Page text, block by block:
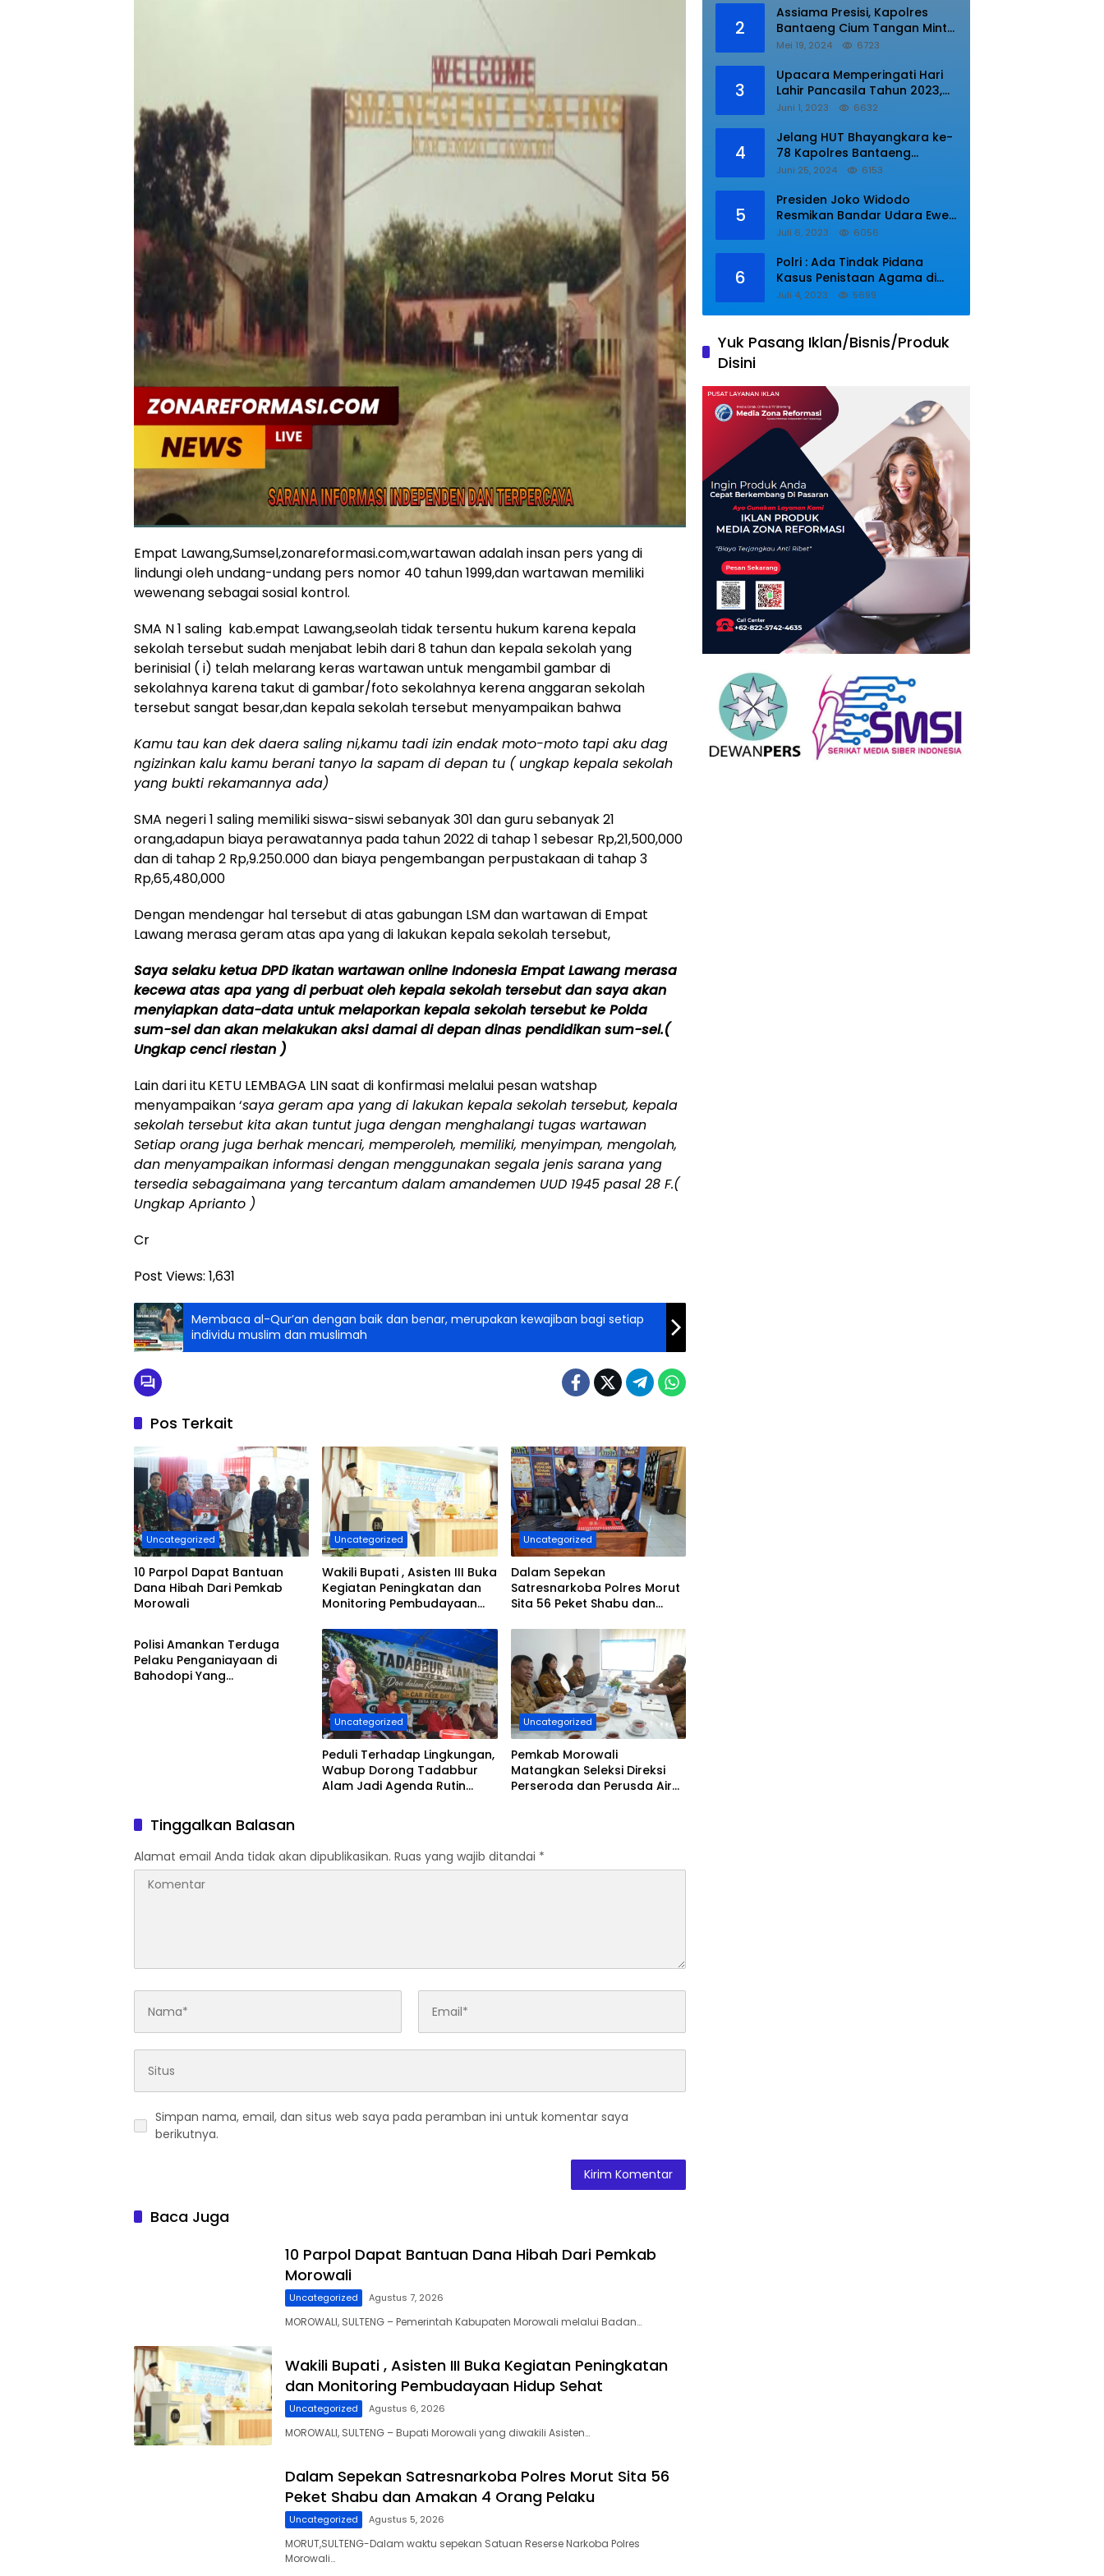
Empat Lawang,Sumsel,zonareformasi.com,wartawan adalah insan pers yang di
lindungi oleh undang-undang pers nomor 40 tahun 1999,dan wartawan memiliki
wewenang sebagai sosial kontrol.
SMA N 1 saling kab.empat Lawang,seolah tidak tersentu hukum karena kepala
sekolah tersebut sudah menjabat lebih dari 8 tahun dan kepala sekolah yang
berinisial ( i) telah melarang keras wartawan untuk mengambil gambar di
sekolahnya karena takut di gambar/foto sekolahnya kerena anggaran sekolah
tersebut sangat besar,dan kepala sekolah tersebut menyampaikan bahwa
Kamu tau kan dek daera saling ni,kamu tadi izin endak moto-moto tapi aku dag
ngizinkan kalu kamu berani tanyo la sapam di depan tu ( ungkap kepala sekolah
yang bukti rekamannya ada)
SMA negeri 1 saling memiliki siswa-siswi sebanyak 301 dan guru sebanyak 21
orang,adapun biaya perawatannya pada tahun 2022 di tahap 1 sebesar Rp,21,500,000
dan di tahap 2 Rp,9.250.000 dan biaya pengembangan perpustakaan di tahap 3
Rp,65,480,000
Dengan mendengar hal tersebut di atas gabungan LSM dan wartawan di Empat
Lawang merasa geram atas apa yang di lakukan kepala sekolah tersebut,
Saya selaku ketua DPD ikatan wartawan online Indonesia Empat Lawang merasa
kecewa atas apa yang di perbuat oleh kepala sekolah tersebut dan saya akan
menyiapkan data-data untuk melaporkan kepala sekolah tersebut ke Polda
sum-sel dan akan melakukan aksi damai di depan dinas pendidikan sum-sel.(
Ungkap cenci riestan )
Lain dari itu KETU LEMBAGA LIN saat di konfirmasi melalui pesan watshap
menyampaikan ‘saya geram apa yang di lakukan kepala sekolah tersebut, kepala
sekolah tersebut kita akan tuntut juga dengan menghalangi tugas wartawan
Setiap orang juga berhak mencari, memperoleh, memiliki, menyimpan, mengolah,
dan menyampaikan informasi dengan menggunakan segala jenis sarana yang
tersedia sebagaimana yang tercantum dalam amandemen UUD 1945 pasal 28 F.(
Ungkap Aprianto )
Cr
Post Views: 1,631
Membaca al-Qur’an dengan baik dan benar, merupakan kewajiban bagi setiap
individu muslim dan muslimah
Pos Terkait
Uncategorized
10 Parpol Dapat Bantuan
Dana Hibah Dari Pemkab
Morowali
Uncategorized
Wakili Bupati , Asisten III Buka
Kegiatan Peningkatan dan
Monitoring Pembudayaan
Uncategorized
Dalam Sepekan
Satresnarkoba Polres Morut
Sita 56 Peket Shabu dan
Uncategorized
Polisi Amankan Terduga
Pelaku Penganiayaan di
Bahodopi Yang
Uncategorized
Peduli Terhadap Lingkungan,
Wabup Dorong Tadabbur
Alam Jadi Agenda Rutin
Uncategorized
Pemkab Morowali
Matangkan Seleksi Direksi
Perseroda dan Perusda Air
Tinggalkan Balasan
Alamat email Anda tidak akan dipublikasikan. Ruas yang wajib ditandai *
Simpan nama, email, dan situs web saya pada peramban ini untuk komentar saya
berikutnya.
Baca Juga
10 Parpol Dapat Bantuan Dana Hibah Dari Pemkab
Morowali
Uncategorized Agustus 7, 2026
MOROWALI, SULTENG – Pemerintah Kabupaten Morowali melalui Badan…
Wakili Bupati , Asisten III Buka Kegiatan Peningkatan
dan Monitoring Pembudayaan Hidup Sehat
Uncategorized Agustus 6, 2026
MOROWALI, SULTENG – Bupati Morowali yang diwakili Asisten…
Dalam Sepekan Satresnarkoba Polres Morut Sita 56
Peket Shabu dan Amakan 4 Orang Pelaku
Uncategorized Agustus 5, 2026
MORUT,SULTENG-Dalam waktu sepekan Satuan Reserse Narkoba Polres
Morowali…
2
Assiama Presisi, Kapolres
Bantaeng Cium Tangan Minta
di Doakan.
Mei 19, 2024 6723
3
Upacara Memperingati Hari
Lahir Pancasila Tahun 2023,
Wakapolres Lampung Utara
RI.
Juni 1, 2023 6632
4
Jelang HUT Bhayangkara ke-
78 Kapolres Bantaeng
Resmikan Sumur Bor di Desa
Juni 25, 2024 6153
5
Presiden Joko Widodo
Resmikan Bandar Udara Ewer
di Asmat
Juli 6, 2023 6056
6
Polri : Ada Tindak Pidana
Kasus Penistaan Agama di
Ponpes Al Zaytun
Juli 4, 2023 5699
Yuk Pasang Iklan/Bisnis/Produk
Disini